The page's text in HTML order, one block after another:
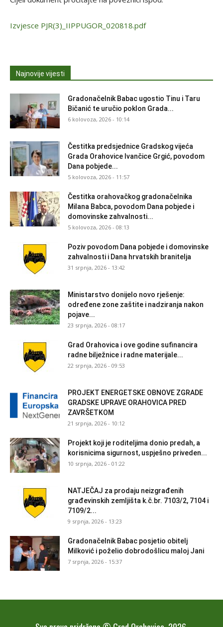
Izvjesce PJR(3)_IIPPUGOR_020818.pdf
Najnovije vijesti
Gradonačelnik Babac ugostio Tinu i Taru
Bičanić te uručio poklon Grada...
6 kolovoza, 2026 - 10:14
Čestitka predsjednice Gradskog vijeća
Grada Orahovice Ivančice Grgić, povodom
Dana pobjede...
5 kolovoza, 2026 - 11:57
Čestitka orahovačkog gradonačelnika
Milana Babca, povodom Dana pobjede i
domovinske zahvalnosti...
5 kolovoza, 2026 - 08:13
Poziv povodom Dana pobjede i domovinske
zahvalnosti i Dana hrvatskih branitelja
31 srpnja, 2026 - 13:42
Ministarstvo donijelo novo rješenje:
određene zone zaštite i nadziranja nakon
pojave...
23 srpnja, 2026 - 08:17
Grad Orahovica i ove godine sufinancira
radne bilježnice i radne materijale...
22 srpnja, 2026 - 09:53
PROJEKT ENERGETSKE OBNOVE ZGRADE
GRADSKE UPRAVE ORAHOVICA PRED
ZAVRŠETKOM
21 srpnja, 2026 - 10:12
Projekt koji je roditeljima donio predah, a
korisnicima sigurnost, uspješno priveden...
10 srpnja, 2026 - 01:22
NATJEČAJ za prodaju neizgrađenih
građevinskih zemljišta k.č.br. 7103/2, 7104 i
7109/2...
9 srpnja, 2026 - 13:23
Gradonačelnik Babac posjetio obitelj
Milković i poželio dobrodošlicu maloj Jani
7 srpnja, 2026 - 15:37